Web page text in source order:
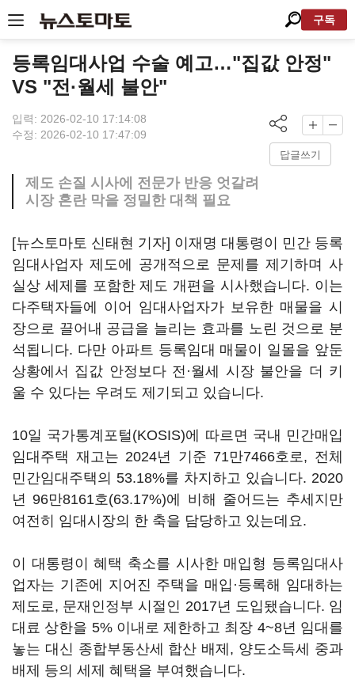
구독
등록임대사업 수술 예고…"집값 안정"
VS "전·월세 불안"
입력: 2026-02-10 17:14:08
수정: 2026-02-10 17:47:09
답글쓰기
제도 손질 시사에 전문가 반응 엇갈려
시장 혼란 막을 정밀한 대책 필요
[뉴스토마토 신태현 기자] 이재명 대통령이 민간 등록
임대사업자 제도에 공개적으로 문제를 제기하며 사
실상 세제를 포함한 제도 개편을 시사했습니다. 이는
다주택자들에 이어 임대사업자가 보유한 매물을 시
장으로 끌어내 공급을 늘리는 효과를 노린 것으로 분
석됩니다. 다만 아파트 등록임대 매물이 일몰을 앞둔
상황에서 집값 안정보다 전·월세 시장 불안을 더 키
울 수 있다는 우려도 제기되고 있습니다.
10일 국가통계포털(KOSIS)에 따르면 국내 민간매입
임대주택 재고는 2024년 기준 71만7466호로, 전체
민간임대주택의 53.18%를 차지하고 있습니다. 2020
년 96만8161호(63.17%)에 비해 줄어드는 추세지만
여전히 임대시장의 한 축을 담당하고 있는데요.
이 대통령이 혜택 축소를 시사한 매입형 등록임대사
업자는 기존에 지어진 주택을 매입·등록해 임대하는
제도로, 문재인정부 시절인 2017년 도입됐습니다. 임
대료 상한을 5% 이내로 제한하고 최장 4~8년 임대를
놓는 대신 종합부동산세 합산 배제, 양도소득세 중과
배제 등의 세제 혜택을 부여했습니다.